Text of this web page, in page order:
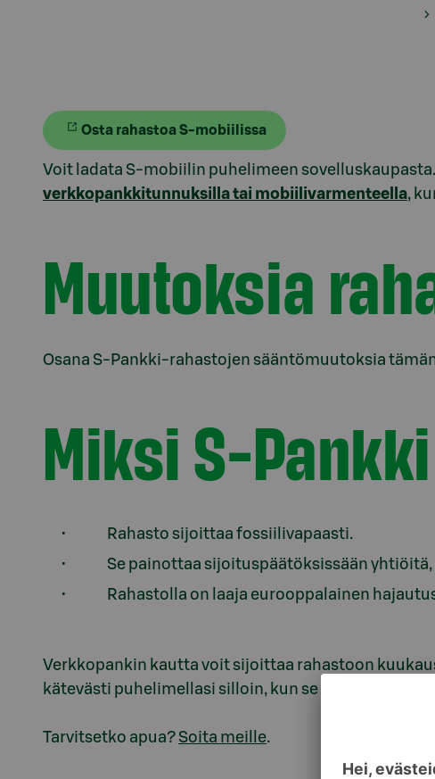
Osta rahastoa S-mobiilissa
Voit ladata S-mobiilin puhelimeen
verkkopankkitunnuksilla tai mobiilivarmenteella,
Muutoksia
Osana S-Pankki-rahastojen sääntömuutoksia
Miksi S-
Rahasto sijoittaa fossiilivapaasti.
Se painottaa sijoituspäätöksissään
Rahastolla on laaja eurooppalainen
Verkkopankin kautta voit sijoittaa rahastoon
kätevästi puhelimellasi silloin, kun se sinulle sopii.
Tarvitsetko apua? Soita meille.